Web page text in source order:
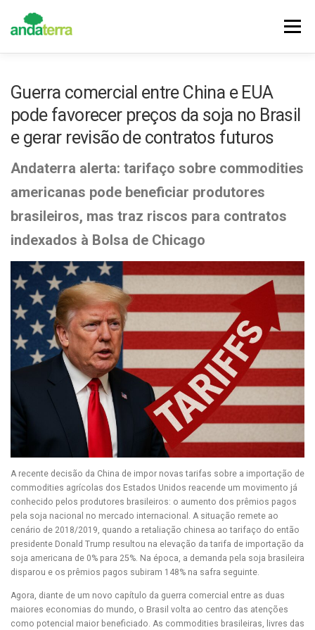
Menu
HISTÓRIA VALORES FILIE-SE
Guerra comercial entre China e EUA
pode favorecer preços da soja no Brasil
e gerar revisão de contratos futuros
Andaterra alerta: tarifaço sobre commodities
americanas pode beneficiar produtores
brasileiros, mas traz riscos para contratos
indexados à Bolsa de Chicago
A recente decisão da China de impor novas tarifas sobre a importação de
commodities agrícolas dos Estados Unidos reacende um movimento já
conhecido pelos produtores brasileiros: o aumento dos prêmios pagos
pela soja nacional no mercado internacional. A situação remete ao
cenário de 2018/2019, quando a retaliação chinesa ao tarifaço do então
presidente Donald Trump resultou na elevação da tarifa de importação da
soja americana de 0% para 25%. Na época, a demanda pela soja brasileira
disparou e os prêmios pagos subiram 148% na safra seguinte.
Agora, diante de um novo capítulo da guerra comercial entre as duas
maiores economias do mundo, o Brasil volta ao centro das atenções
como potencial maior beneficiado. As commodities brasileiras, livres das